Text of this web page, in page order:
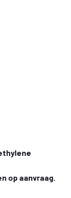
op aanvraag.